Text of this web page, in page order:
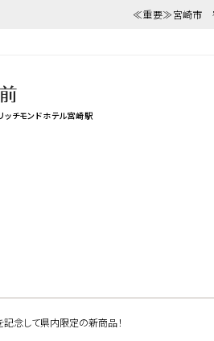
≪重要≫宮崎市
ッチモンドホテル宮崎駅
念して県内限定の新商品！